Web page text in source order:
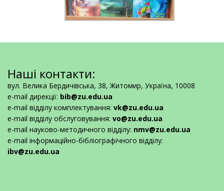
Наші контакти:
вул. Велика Бердичівська, 38, Житомир, Україна, 10008
e-mail дирекції: bib@zu.edu.ua
e-mail відділу комплектування: vk@zu.edu.ua
e-mail відділу обслуговування: vo@zu.edu.ua
e-mail науково-методичного відділу: nmv@zu.edu.ua
e-mail інформаційно-бібліографічного відділу:
ibv@zu.edu.ua